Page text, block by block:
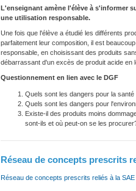
L'enseignant amène l'élève à s'informer
une utilisation responsable.
Une fois que l'élève a étudié les différents
parfaitement leur composition, il est
responsable, en choisissant des produits
débarrassant d'un excès de produit acide en
Questionnement en lien avec le DGF
Quels sont les dangers pour la
Quels sont les dangers pour
Existe-il des produits moins
sont-ils et où peut-on se les
Réseau de concepts prescrits
Réseau de concepts prescrits reliés à la SAE